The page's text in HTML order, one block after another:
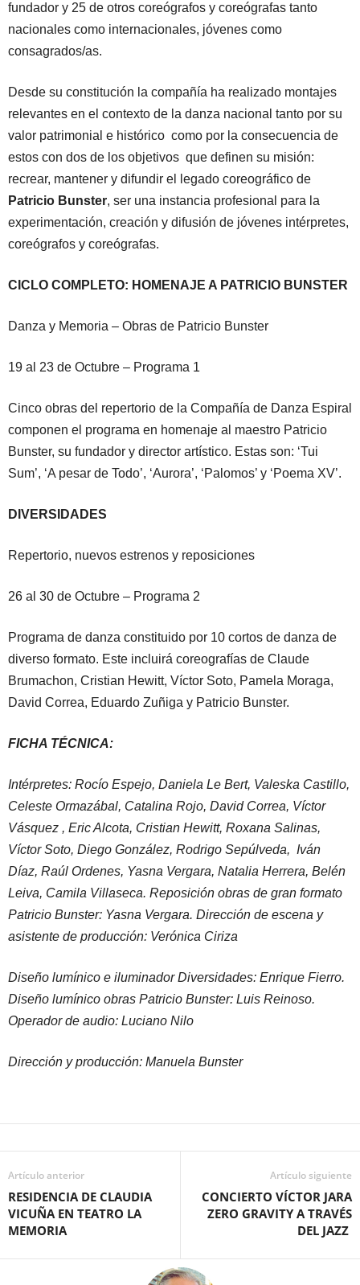
fundador y 25 de otros coreógrafos y coreógrafas tanto
nacionales como internacionales, jóvenes como
consagrados/as.
Desde su constitución la compañía ha realizado montajes
relevantes en el contexto de la danza nacional tanto por su
valor patrimonial e histórico como por la consecuencia de
estos con dos de los objetivos que definen su misión:
recrear, mantener y difundir el legado coreográfico de
Patricio Bunster, ser una instancia profesional para la
experimentación, creación y difusión de jóvenes intérpretes,
coreógrafos y coreógrafas.
CICLO COMPLETO: HOMENAJE A PATRICIO BUNSTER
Danza y Memoria – Obras de Patricio Bunster
19 al 23 de Octubre – Programa 1
Cinco obras del repertorio de la Compañía de Danza Espiral
componen el programa en homenaje al maestro Patricio
Bunster, su fundador y director artístico. Estas son: ‘Tui
Sum’, ‘A pesar de Todo’, ‘Aurora’, ‘Palomos’ y ‘Poema XV’.
DIVERSIDADES
Repertorio, nuevos estrenos y reposiciones
26 al 30 de Octubre – Programa 2
Programa de danza constituido por 10 cortos de danza de
diverso formato. Este incluirá coreografías de Claude
Brumachon, Cristian Hewitt, Víctor Soto, Pamela Moraga,
David Correa, Eduardo Zuñiga y Patricio Bunster.
FICHA TÉCNICA:
Intérpretes: Rocío Espejo, Daniela Le Bert, Valeska Castillo,
Celeste Ormazábal, Catalina Rojo, David Correa, Víctor
Vásquez , Eric Alcota, Cristian Hewitt, Roxana Salinas,
Víctor Soto, Diego González, Rodrigo Sepúlveda, Iván
Díaz, Raúl Ordenes, Yasna Vergara, Natalia Herrera, Belén
Leiva, Camila Villaseca. Reposición obras de gran formato
Patricio Bunster: Yasna Vergara. Dirección de escena y
asistente de producción: Verónica Ciriza
Diseño lumínico e iluminador Diversidades: Enrique Fierro.
Diseño lumínico obras Patricio Bunster: Luis Reinoso.
Operador de audio: Luciano Nilo
Dirección y producción: Manuela Bunster
Artículo anterior
RESIDENCIA DE CLAUDIA
VICUÑA EN TEATRO LA
MEMORIA
Artículo siguiente
CONCIERTO VÍCTOR JARA
ZERO GRAVITY A TRAVÉS
DEL JAZZ